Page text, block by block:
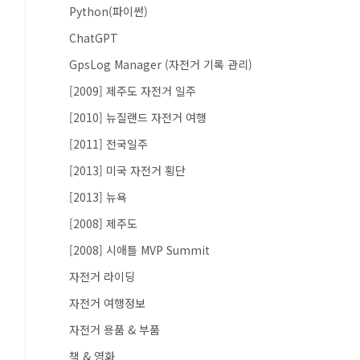
Python(파이썬)
ChatGPT
GpsLog Manager (자전거 기록 관리)
[2009] 제주도 자전거 일주
[2010] 뉴질랜드 자전거 여행
[2011] 전국일주
[2013] 미국 자전거 횡단
[2013] 뉴욕
[2008] 제주도
[2008] 시애틀 MVP Summit
자전거 라이딩
자전거 여행정보
자전거 용품 & 부품
책 & 영화